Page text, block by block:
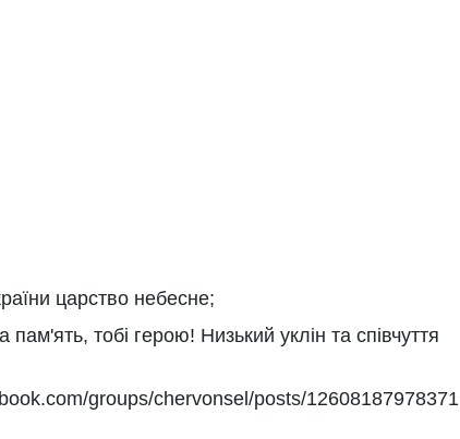
царство небесне;
пам'ять, тобі герою! Низький уклін та співчуття
groups/chervonsel/posts/12608187978371